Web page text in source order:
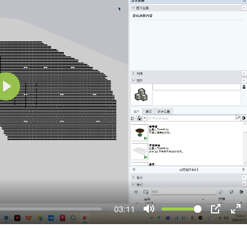
03:11
M
P
E
P
l
a